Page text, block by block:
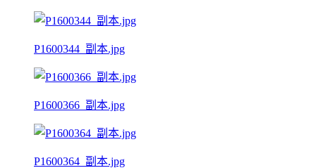
P1600344_副本.jpg
P1600366_副本.jpg
P1600364_副本.jpg